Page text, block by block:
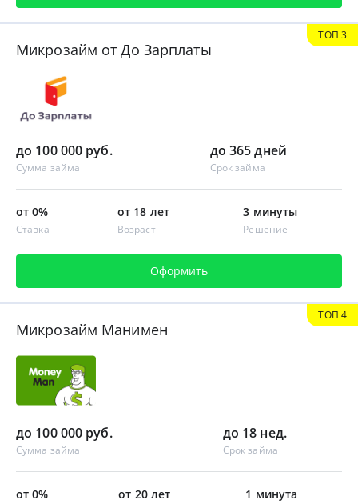
Микрозайм от До Зарплаты
до 100 000 руб.
Сумма займа
до 365 дней
Срок займа
от 0%
Ставка
от 18 лет
Возраст
3 минуты
Решение
Оформить
ТОП 3
Микрозайм Манимен
до 100 000 руб.
Сумма займа
до 18 нед.
Срок займа
от 0% от 20 лет 1 минута
ТОП 4